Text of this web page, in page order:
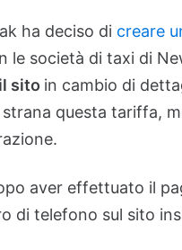
ha deciso di creare
le società di taxi di
sito in cambio di
questa tariffa,
aver effettuato il
di telefono sul sito